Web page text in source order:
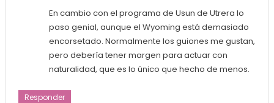
En cambio con el programa de Usun de Utrera lo
paso genial, aunque el Wyoming está demasiado
encorsetado. Normalmente los guiones me gustan,
pero debería tener margen para actuar con
naturalidad, que es lo único que hecho de menos.
Responder